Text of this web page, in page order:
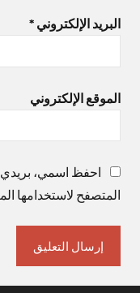
البريد الإلكتروني *
الموقع الإلكتروني
احفظ اسمي، بريدي
المتصفح لاستخدامها